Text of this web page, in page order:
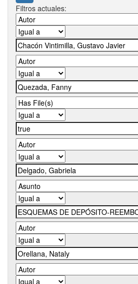
Filtros actuales: